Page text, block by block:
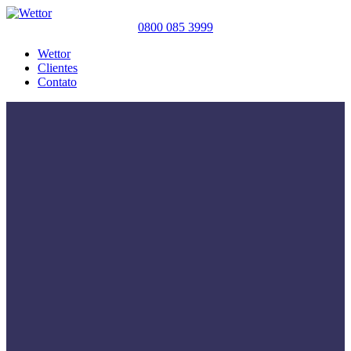
0800 085 3999
Wettor
Clientes
Contato